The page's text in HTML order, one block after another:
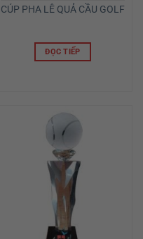
CÚP PHA LÊ QUẢ CẦU GOLF
ĐỌC TIẾP